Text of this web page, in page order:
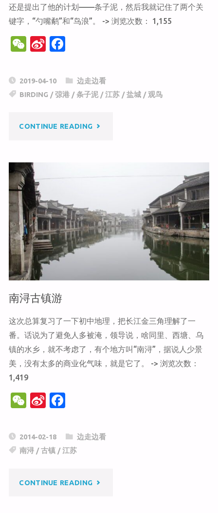
还是提出了他的计划——条子泥，然后我就记住了两个关
键字，“勺嘴鹬”和“鸟浪”。 -> 浏览次数： 1,155
W
C
h
Si
a
W
b
c
e
o
2019-04-10
边走边看
BIRDING /弶港 /条子泥 /江苏 /盐城 / 观鸟
CONTINUE READING"条
明
观
南浔古镇游
这次总算复习了一下初中地理，把长江金三角理解了一
番。话说为了避免人多被淹，领导说，啥同里、西塘、乌
镇的水乡，就不考虑了，有个地方叫“南浔”，据说人少景
美，没有太多的商业化气味，就是它了。 -> 浏览次数：
1,419
W
C
h
Si
a
W
b
c
e
o
2014-02-18
边走边看
南浔 /古镇 /江苏
CONTINUE READING"南